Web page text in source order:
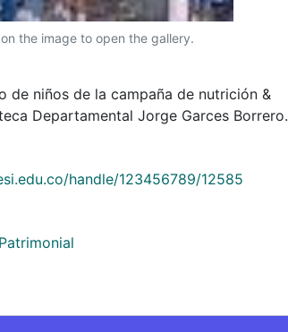
the image to open the gallery.
de niños de la campaña de nutrición &
Departamental Jorge Garces Borrero.
handle/123456789/12585